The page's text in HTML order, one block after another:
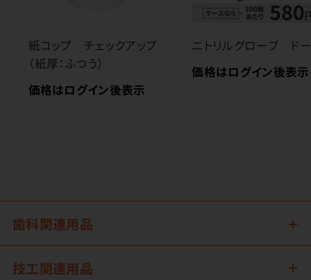
紙コップ チェックアップ
（紙厚：ふつう）
価格はログイン後表示
ニトリルグローブ ド
価格はログイン後表示
歯科関連用品
技工関連用品